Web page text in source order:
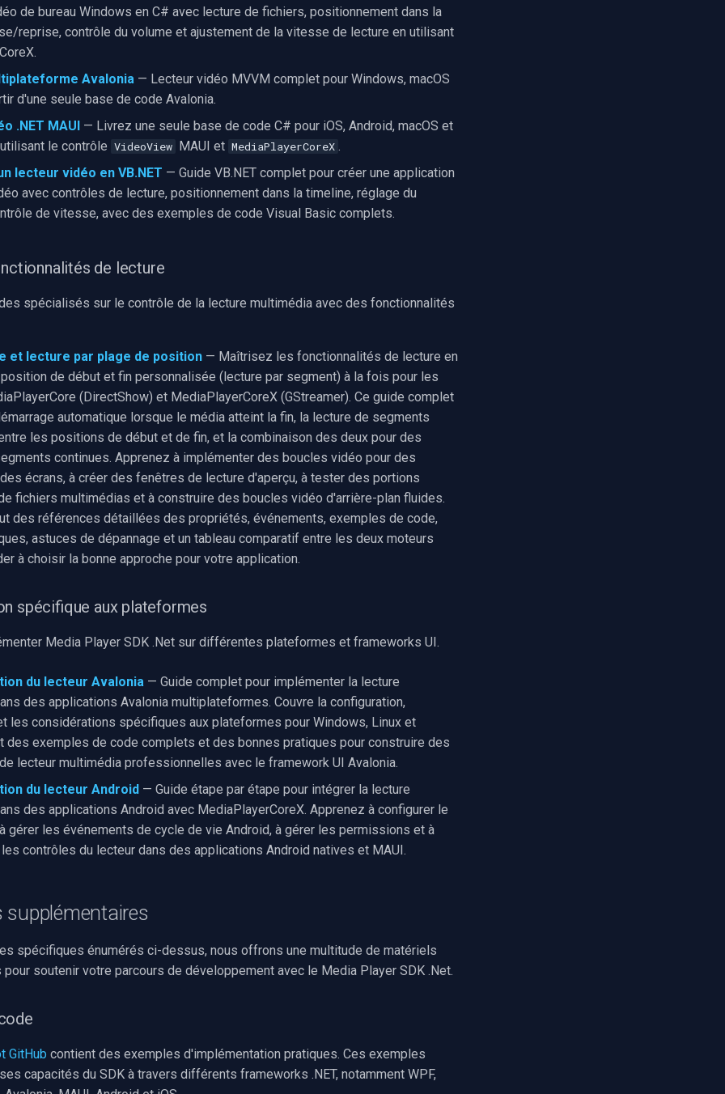
de bureau Windows en C# avec lecture de fichiers, positionnement dans la
reprise, contrôle du volume et ajustement de la vitesse de lecture en utilisant
Avalonia — Lecteur vidéo MVVM complet pour Windows, macOS
d'une seule base de code Avalonia.
.NET MAUI — Livrez une seule base de code C# pour iOS, Android, macOS et
le contrôle VideoView MAUI et MediaPlayerCoreX .
lecteur vidéo en VB.NET — Guide VB.NET complet pour créer une application
avec contrôles de lecture, positionnement dans la timeline, réglage du
de vitesse, avec des exemples de code Visual Basic complets.
de lecture
spécialisés sur le contrôle de la lecture multimédia avec des fonctionnalités
et lecture par plage de position — Maîtrisez les fonctionnalités de lecture en
de début et fin personnalisée (lecture par segment) à la fois pour les
(DirectShow) et MediaPlayerCoreX (GStreamer). Ce guide complet
automatique lorsque le média atteint la fin, la lecture de segments
les positions de début et de fin, et la combinaison des deux pour des
continues. Apprenez à implémenter des boucles vidéo pour des
écrans, à créer des fenêtres de lecture d'aperçu, à tester des portions
fichiers multimédias et à construire des boucles vidéo d'arrière-plan fluides.
des références détaillées des propriétés, événements, exemples de code,
astuces de dépannage et un tableau comparatif entre les deux moteurs
à choisir la bonne approche pour votre application.
spécifique aux plateformes
Media Player SDK .Net sur différentes plateformes et frameworks UI.
du lecteur Avalonia — Guide complet pour implémenter la lecture
des applications Avalonia multiplateformes. Couvre la configuration,
les considérations spécifiques aux plateformes pour Windows, Linux et
des exemples de code complets et des bonnes pratiques pour construire des
lecteur multimédia professionnelles avec le framework UI Avalonia.
du lecteur Android — Guide étape par étape pour intégrer la lecture
des applications Android avec MediaPlayerCoreX. Apprenez à configurer le
gérer les événements de cycle de vie Android, à gérer les permissions et à
contrôles du lecteur dans des applications Android natives et MAUI.
supplémentaires
spécifiques énumérés ci-dessus, nous offrons une multitude de matériels
soutenir votre parcours de développement avec le Media Player SDK .Net.
GitHub contient des exemples d'implémentation pratiques. Ces exemples
capacités du SDK à travers différents frameworks .NET, notamment WPF,